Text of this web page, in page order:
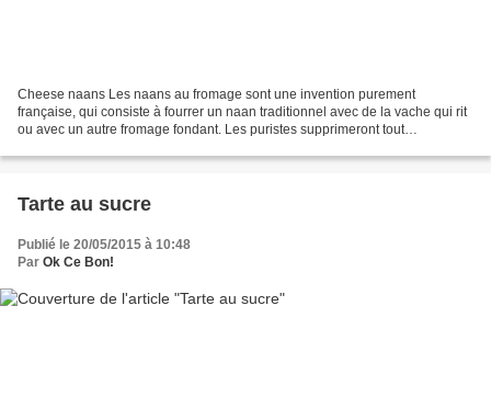
Cheese naans Les naans au fromage sont une invention purement
française, qui consiste à fourrer un naan traditionnel avec de la vache qui rit
ou avec un autre fromage fondant. Les puristes supprimeront tout
Tarte au sucre
Publié le 20/05/2015 à 10:48
Par Ok Ce Bon!